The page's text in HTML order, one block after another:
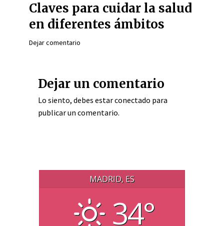
Claves para cuidar la salud
en diferentes ámbitos
Dejar comentario
Dejar un comentario
Lo siento, debes estarconectado para
publicar un comentario.
MADRID, ES
34°